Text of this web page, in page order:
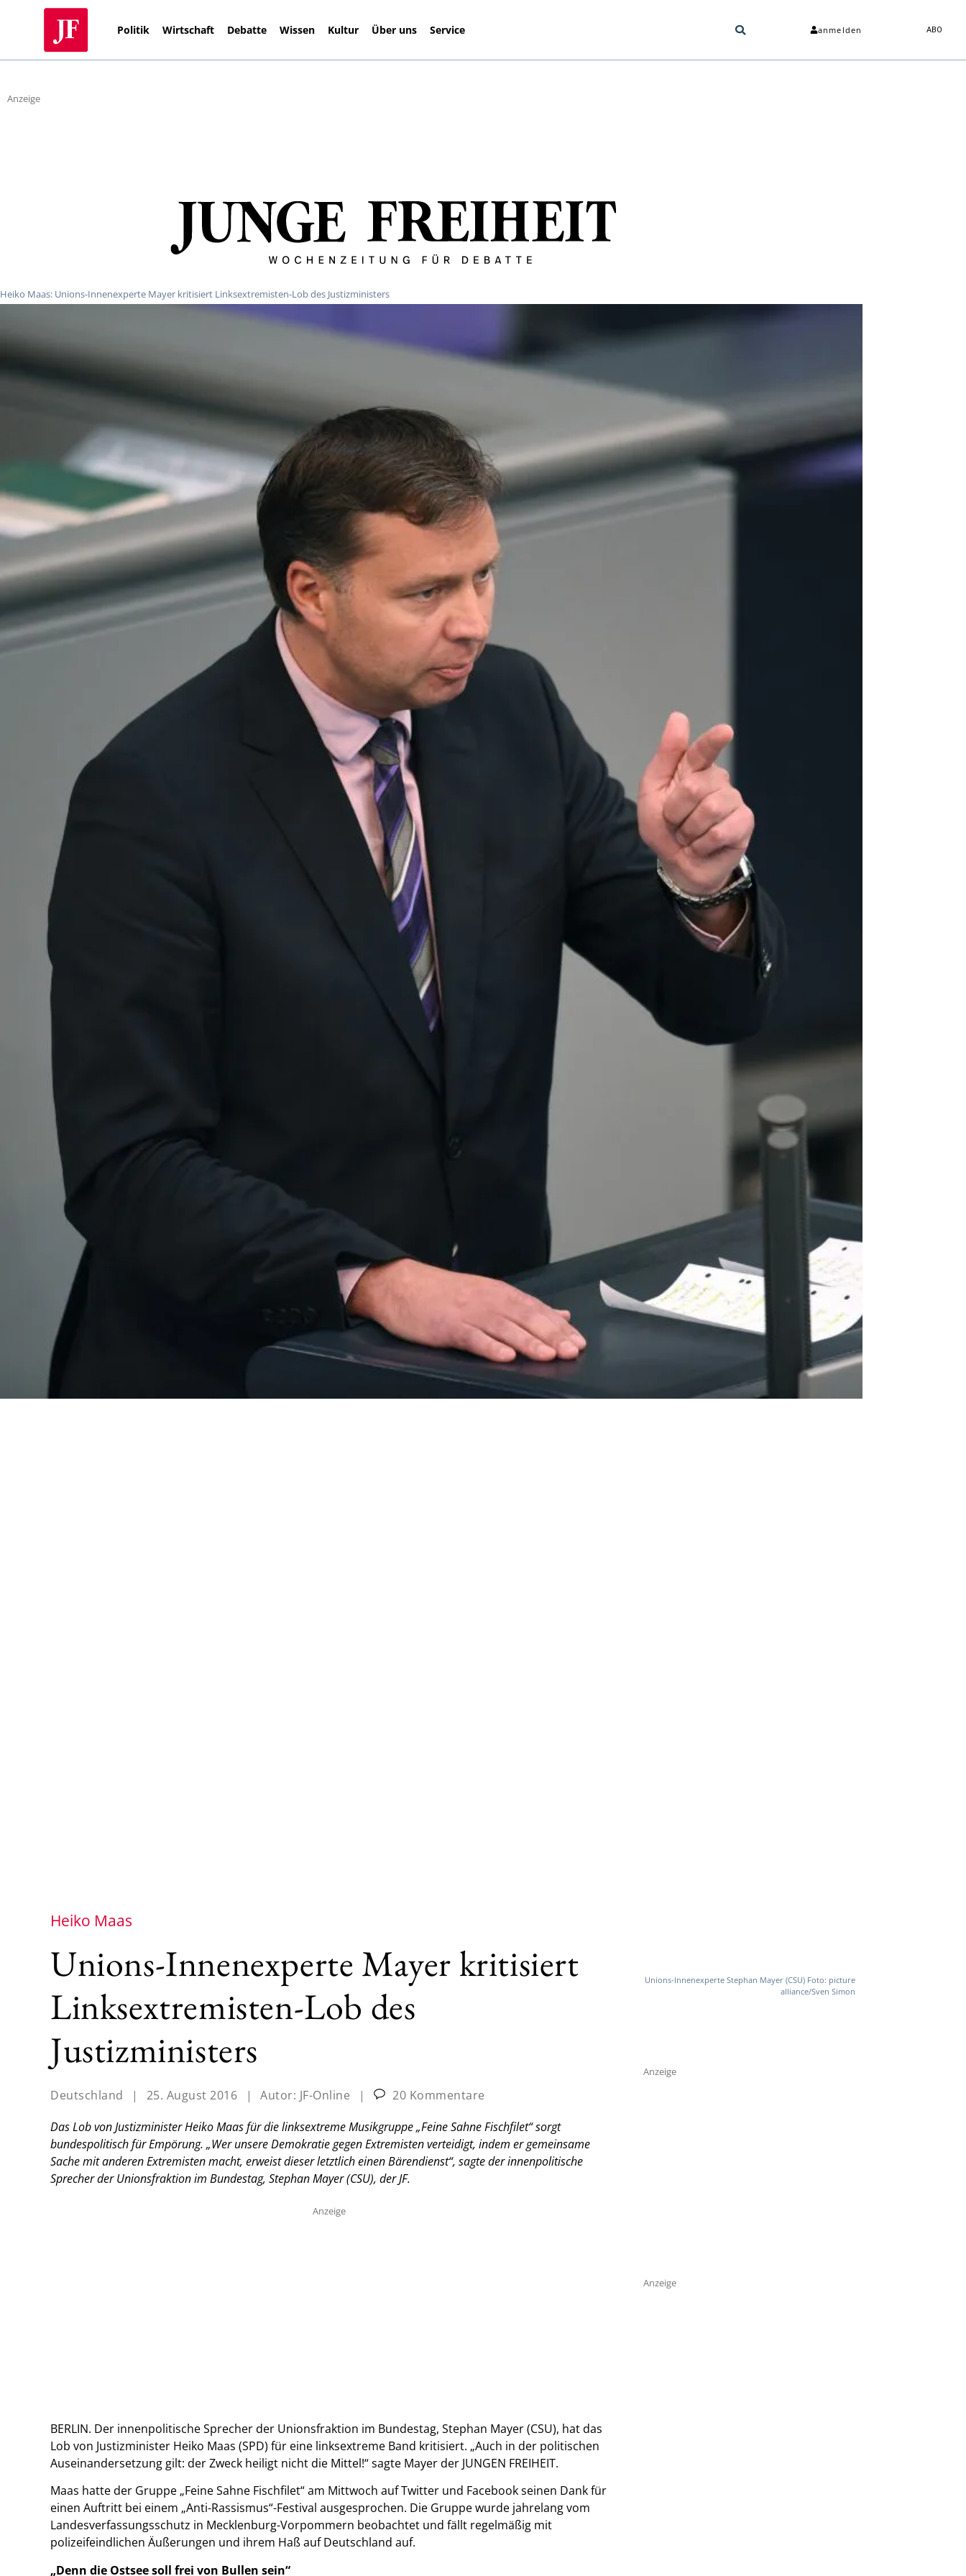
Politik Wirtschaft Debatte Wissen Kultur Über uns Service anmelden ABO
Anzeige
Heiko Maas: Unions-Innenexperte Mayer kritisiert Linksextremisten-Lob des Justizministers
Heiko Maas
Unions-Innenexperte Mayer kritisiert
Linksextremisten-Lob des
Justizministers
Deutschland | 25. August 2016 | Autor: JF-Online |
20 Kommentare
Das Lob von Justizminister Heiko Maas für die linksextreme Musikgruppe „Feine Sahne Fischfilet“ sorgt
bundespolitisch für Empörung. „Wer unsere Demokratie gegen Extremisten verteidigt, indem er gemeinsame
Sache mit anderen Extremisten macht, erweist dieser letztlich einen Bärendienst“, sagte der innenpolitische
Sprecher der Unionsfraktion im Bundestag, Stephan Mayer (CSU), der JF.
Anzeige
BERLIN. Der innenpolitische Sprecher der Unionsfraktion im Bundestag, Stephan Mayer (CSU), hat das
Lob von Justizminister Heiko Maas (SPD) für eine linksextreme Band kritisiert. „Auch in der politischen
Auseinandersetzung gilt: der Zweck heiligt nicht die Mittel!“ sagte Mayer der JUNGEN FREIHEIT.
Maas hatte der Gruppe „Feine Sahne Fischfilet“ am Mittwoch auf Twitter und Facebook seinen Dank für
einen Auftritt bei einem „Anti-Rassismus“-Festival ausgesprochen. Die Gruppe wurde jahrelang vom
Landesverfassungsschutz in Mecklenburg-Vorpommern beobachtet und fällt regelmäßig mit
polizeifeindlichen Äußerungen und ihrem Haß auf Deutschland auf.
„Denn die Ostsee soll frei von Bullen sein“
Unions-Innenexperte Stephan Mayer (CSU) Foto: picture
alliance/Sven Simon
Anzeige
Anzeige